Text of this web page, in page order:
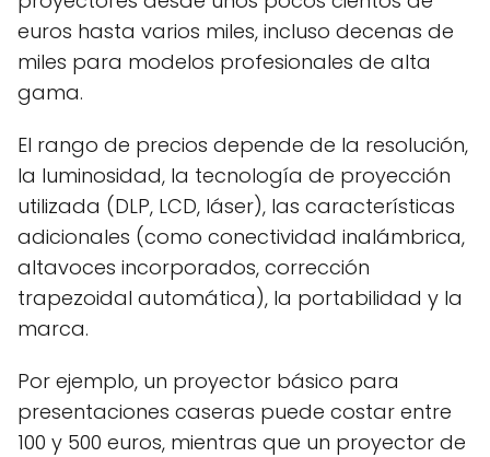
euros hasta varios miles, incluso decenas de
miles para modelos profesionales de alta
gama.
El rango de precios depende de la resolución,
la luminosidad, la tecnología de proyección
utilizada (DLP, LCD, láser), las características
adicionales (como conectividad inalámbrica,
altavoces incorporados, corrección
trapezoidal automática), la portabilidad y la
marca.
Por ejemplo, un proyector básico para
presentaciones caseras puede costar entre
100 y 500 euros, mientras que un proyector de